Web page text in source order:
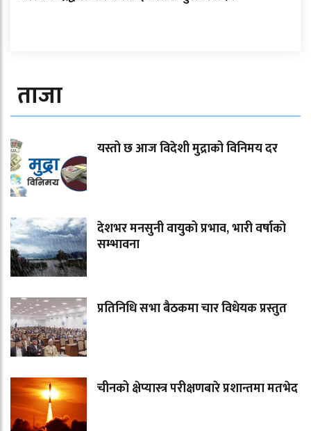
ताजा
यस्तो छ आज विदेशी मुद्राको विनिमय दर
देशभर मनसुनी वायुको प्रभाव, भारी वर्षाको
सम्भावना
प्रतिनिधि सभा बैठकमा चार विधेयक प्रस्तुत
चीनको क्षेप्यास्त्र परीक्षणबारे प्रशान्तमा मतभेद